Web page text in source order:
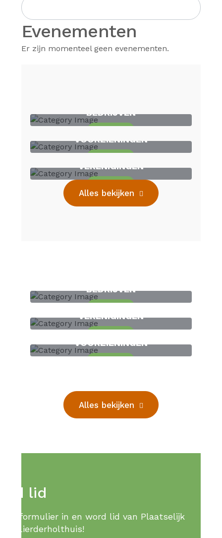
Evenementen
Er zijn momenteel geen evenementen.
BEDRIJVEN
VOORZIENINGEN
VERENIGINGEN
Alles bekijken
BEDRIJVEN
VERENIGINGEN
VOORZIENINGEN
Alles bekijken
lid
het formulier in en word lid van Plaatselijk
Lierderholthuis!